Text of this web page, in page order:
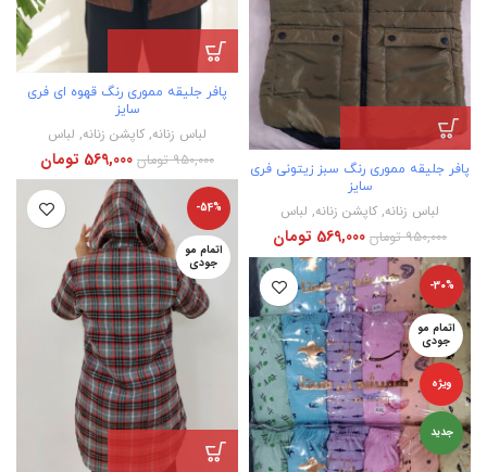
پافر جلیقه مموری رنگ قهوه ای فری
سایز
لباس زنانه, کاپشن زنانه, لباس
950,000 تومان 569,000 تومان
پافر جلیقه مموری رنگ سبز زیتونی فری
سایز
لباس زنانه, کاپشن زنانه, لباس
950,000 تومان 569,000 تومان
-54%
اتمام مو
جودی
-30%
اتمام مو
جودی
ویژه
جدید